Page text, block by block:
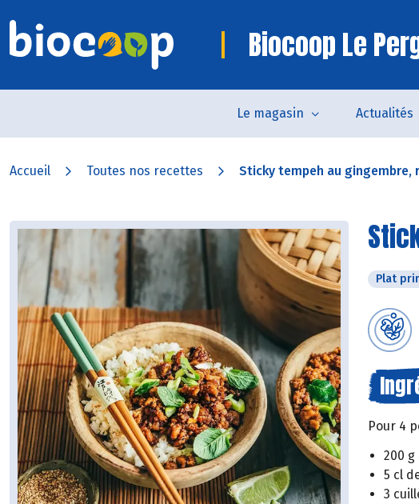
Biocoop Le
Le magasin Actualités
Accueil Toutes nos recettes Sticky tempeh au gingembre,
Plat
Pour 4
200 g
5 cl
3